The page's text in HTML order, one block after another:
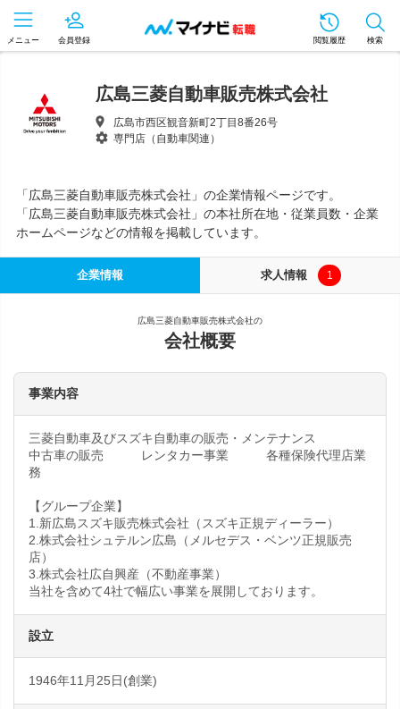
メニュー 会員登録 閲覧履歴 検索
広島三菱自動車販売株式会社
広島市西区観音新町2丁目8番26号
専門店（自動車関連）
「広島三菱自動車販売株式会社」の企業情報ページです。
「広島三菱自動車販売株式会社」の本社所在地・従業員数・企業
ホームページなどの情報を掲載しています。
企業情報 求人情報 1
広島三菱自動車販売株式会社の
会社概要
事業内容
三菱自動車及びスズキ自動車の販売・メンテナンス
中古車の販売 レンタカー事業 各種保険代理店業
務
【グループ企業】
1.新広島スズキ販売株式会社（スズキ正規ディーラー）
2.株式会社シュテルン広島（メルセデス・ベンツ正規販売
店）
3.株式会社広自興産（不動産事業）
当社を含めて4社で幅広い事業を展開しております。
設立
1946年11月25日(創業)